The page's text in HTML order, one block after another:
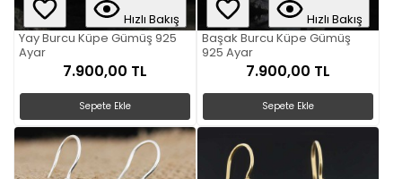
Hızlı Bakış
Yay Burcu Küpe Gümüş 925
Ayar
7.900,00 TL
Sepete Ekle
Hızlı Bakış
Başak Burcu Küpe Gümüş
925 Ayar
7.900,00 TL
Sepete Ekle